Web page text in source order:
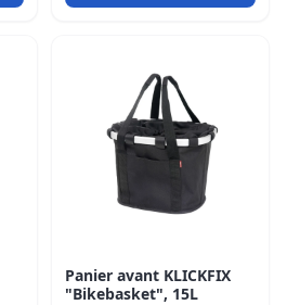
Panier avant KLICKFIX
"Bikebasket", 15L